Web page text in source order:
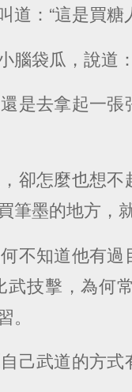
道：“這是買糖
腦袋瓜，說道
是去拿起一
卻怎麼也想
墨的地方，
不知道他有
技擊，為何
己武道的方